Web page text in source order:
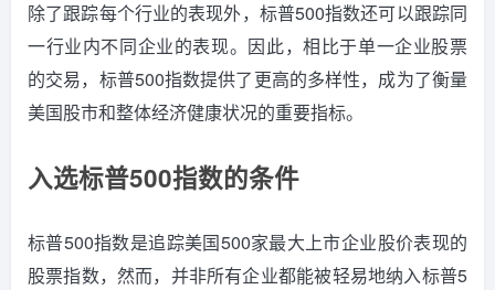
除了跟踪每个行业的表现外，标普500指数还可以跟踪同
一行业内不同企业的表现。 因此，相比于单一企业股票
的交易，标普500指数提供了更高的多样性，成为了衡量
美国股市和整体经济健康状况的重要指标。
入选标普500指数的条件
标普500指数是追踪美国500家最大上市企业股价表现的
股票指数，然而，并非所有企业都能被轻易地纳入标普5